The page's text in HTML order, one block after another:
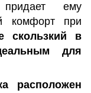
ему
комфорт при
скользкий в
для
расположен